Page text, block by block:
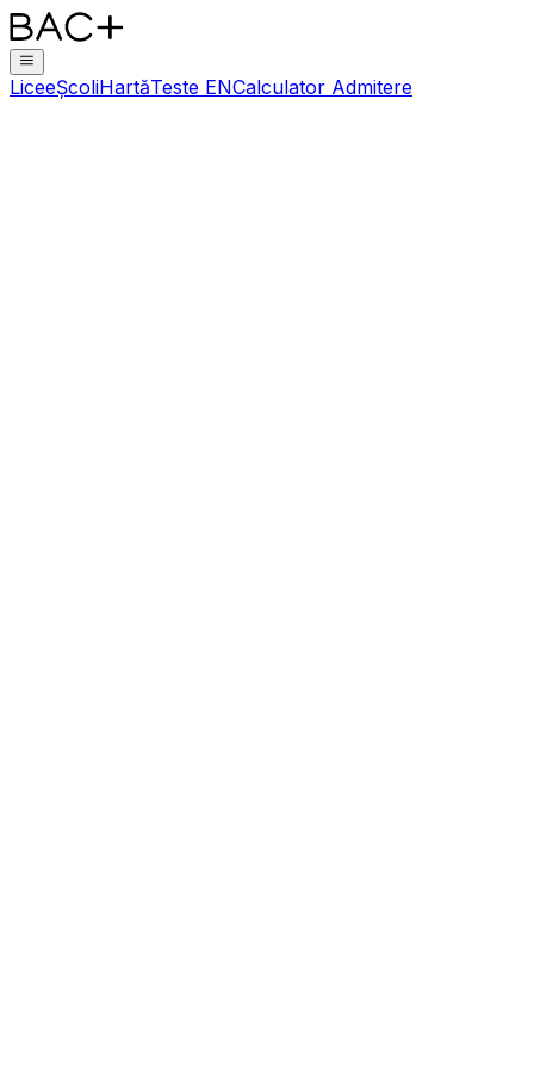
LiceeȘcoliHartăTeste ENCalculator Admitere